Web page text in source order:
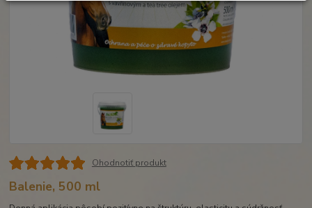
Ohodnotiť produkt
Balenie, 500 ml